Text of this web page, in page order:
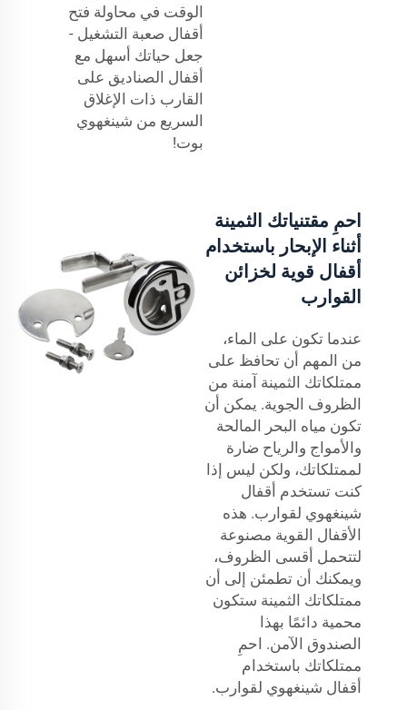
الوقت في محاولة فتح
أقفال صعبة التشغيل -
جعل حياتك أسهل مع
أقفال الصناديق على
القارب ذات الإغلاق
السريع من شينغهوي
بوت!
احمِ مقتنياتك الثمينة
أثناء الإبحار باستخدام
أقفال قوية لخزائن
القوارب
عندما تكون على الماء،
من المهم أن تحافظ على
ممتلكاتك الثمينة آمنة من
الظروف الجوية. يمكن أن
تكون مياه البحر المالحة
والأمواج والرياح ضارة
لممتلكاتك، ولكن ليس إذا
كنت تستخدم أقفال
شينغهوي لقوارب. هذه
الأقفال القوية مصنوعة
لتتحمل أقسى الظروف،
ويمكنك أن تطمئن إلى أن
ممتلكاتك الثمينة ستكون
محمية دائمًا بهذا
الصندوق الآمن. احمِ
ممتلكاتك باستخدام
أقفال شينغهوي لقوارب.